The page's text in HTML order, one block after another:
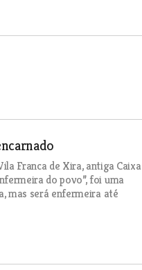
Franca de Xira, antiga Caixa
do povo”, foi uma
mas será enfermeira até